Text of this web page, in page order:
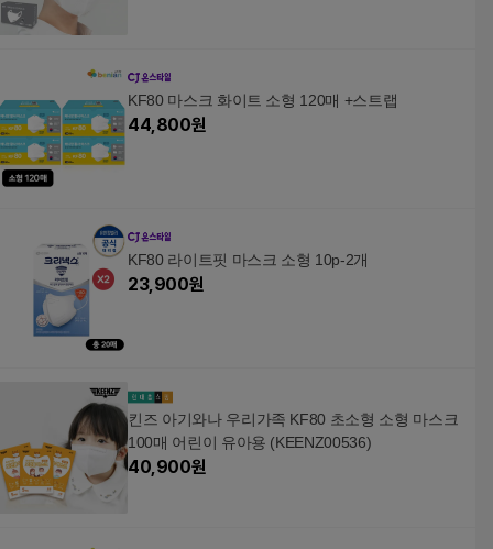
KF80 마스크 화이트 소형 120매 +스트랩
44,800원
KF80 라이트핏 마스크 소형 10p-2개
23,900원
킨즈 아기와나 우리가족 KF80 초소형 소형 마스크
100매 어린이 유아용 (KEENZ00536)
40,900원